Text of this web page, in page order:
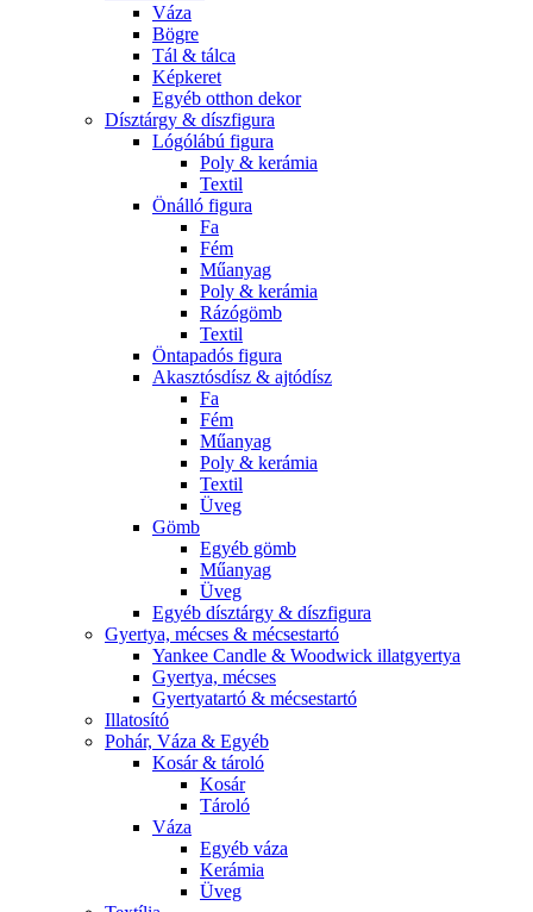
Váza
Bögre
Tál & tálca
Képkeret
Egyéb otthon dekor
Dísztárgy & díszfigura
Lógólábú figura
Poly & kerámia
Textil
Önálló figura
Fa
Fém
Műanyag
Poly & kerámia
Rázógömb
Textil
Öntapadós figura
Akasztósdísz & ajtódísz
Fa
Fém
Műanyag
Poly & kerámia
Textil
Üveg
Gömb
Egyéb gömb
Műanyag
Üveg
Egyéb dísztárgy & díszfigura
Gyertya, mécses & mécsestartó
Yankee Candle & Woodwick illatgyertya
Gyertya, mécses
Gyertyatartó & mécsestartó
Illatosító
Pohár, Váza & Egyéb
Kosár & tároló
Kosár
Tároló
Váza
Egyéb váza
Kerámia
Üveg